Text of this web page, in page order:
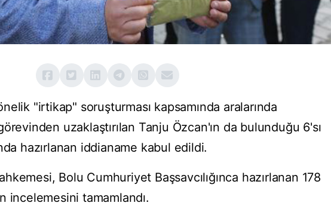
"irtikap" soruşturması kapsamında aralarında
uzaklaştırılan Tanju Özcan'ın da bulunduğu 6'sı
hazırlanan iddianame kabul edildi.
Bolu Cumhuriyet Başsavcılığınca hazırlanan 178
incelemesini tamamlandı.